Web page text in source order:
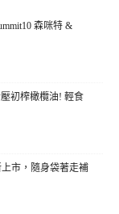
森咪特 &
初榨橄欖油! 輕食
市，隨身袋著走補